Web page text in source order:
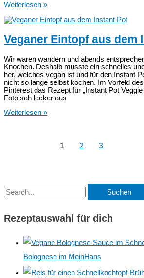
Karotten-
Eintopf
Instant
Pot
Weiterlesen »
Veganer Eintopf aus dem
Wir waren wandern und abends
Knochen. Deshalb musste ein schnelles
her, welches vegan ist und für den Instant
nicht so lange selbst kochen. Im Vorfeld
Pinterest das Rezept für „Instant Pot
Foto sah lecker aus
Veganer
Weiterlesen »
1 2 3
S
c
Rezeptauswahl für dich
Bolognese im MeinHans